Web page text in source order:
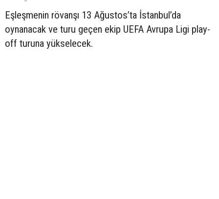
Eşleşmenin rövanşı 13 Ağustos’ta İstanbul’da
oynanacak ve turu geçen ekip UEFA Avrupa Ligi play-
off turuna yükselecek.